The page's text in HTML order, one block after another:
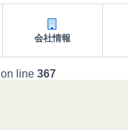
会社情報
on line 367